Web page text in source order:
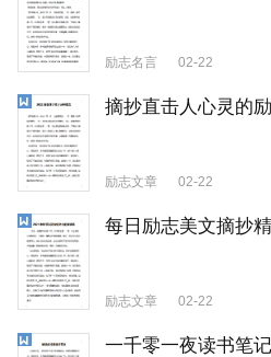
励志名言 02-22
摘抄直击人心灵的
励志文章 02-22
每日励志美文摘抄
励志文章 02-22
一千零一夜读书笔